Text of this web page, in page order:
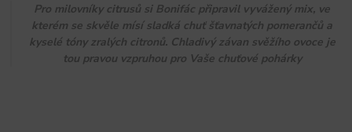
Pro milovníky citrusů si Bonifác připravil vyvážený mix, ve
kterém se skvěle mísí sladká chuť šťavnatých pomerančů a
kyselé tóny zralých citronů. Chladivý závan svěžího ovoce je
tou pravou vzpruhou pro Vaše chuťové pohárky